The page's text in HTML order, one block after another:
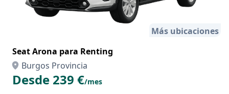
Más ubicaciones
Seat Arona para Renting
Burgos Provincia
Desde 239 €/mes